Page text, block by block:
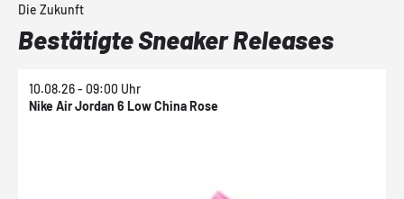
Die Zukunft
Bestätigte Sneaker Releases
10.08.26 - 09:00 Uhr
Nike Air Jordan 6 Low China Rose